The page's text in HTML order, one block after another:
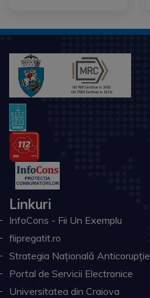
Linkuri
InfoCons - Fii Un Exemplu
fiipregatit.ro
Strategia Națională Anticorupție
Portal de Servicii Electronice
Universitatea din Craiova